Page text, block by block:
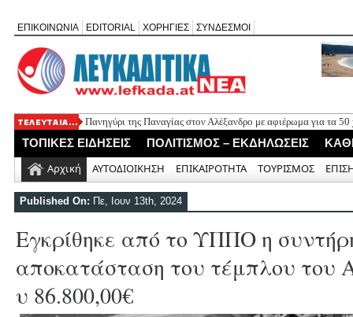
ΕΠΙΚΟΙΝΩΝΙΑ EDITORIAL ΧΟΡΗΓΙΕΣ ΣΥΝΔΕΣΜΟΙ
Πανηγύρι της Παναγίας στον Αλέξανδρο με αφιέρωμα για τα
Νέο Τουριστικό Χωροταξικό: Τι αλλάζει σε Λευκάδα και
και τουριστική ανάπτυξη
Απευθείας ανάθεση για τη λειτουργία και παρακολούθηση
Ναυάγιο του Β΄ Παγκοσμίου Πολέμου εντοπίστηκε ανοιχτά της
Διακομιδή 59χρονης από τον Καστό στο Μύτικα με μέριμνα
ΤΟΠΙΚΕΣ ΕΙΔΗΣΕΙΣ ΠΟΛΙΤΙΣΜΟΣ – ΕΚΔΗΛΩΣΕΙΣ
Αρχική ΑΥΤΟΔΙΟΙΚΗΣΗ ΕΠΙΚΑΙΡΟΤΗΤΑ ΤΟΥΡΙΣΜΟΣ
Published On: Πε, Ιουν 13th, 2024
Εγκρίθηκε από το ΥΠΠΟ η
αποκατάσταση του τέμπλου του
υ 86.800,00€